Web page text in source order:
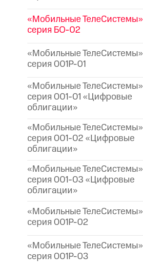
«Мобильные ТелеСистемы»
серия БО-02
«Мобильные ТелеСистемы»
серия 001P-01
«Мобильные ТелеСистемы»
серия 001-01 «Цифровые
облигации»
«Мобильные ТелеСистемы»
серия 001-02 «Цифровые
облигации»
«Мобильные ТелеСистемы»
серия 001-03 «Цифровые
облигации»
«Мобильные ТелеСистемы»
серия 001P-02
«Мобильные ТелеСистемы»
серия 001P-03